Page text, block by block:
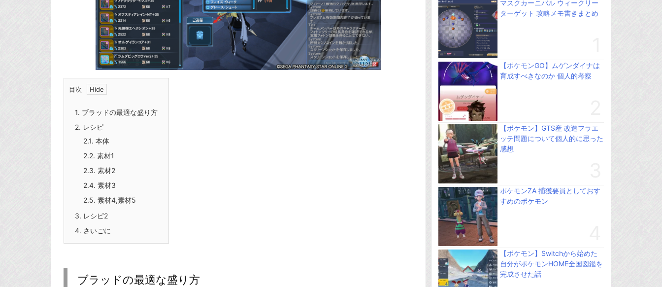
目次
1. ブラッドの最適な盛り方
2. レシピ
2.1. 本体
2.2. 素材1
2.3. 素材2
2.4. 素材3
2.5. 素材4,素材5
3. レシピ2
4. さいごに
ブラッドの最適な盛り方
マスクカーニバル ウィークリー
ターゲット 攻略メモ書きまとめ
【ポケモンGO】ムゲンダイナは
育成すべきなのか 個人的考察
【ポケモン】GTS産 改造フラエ
ッテ問題について個人的に思った
感想
ポケモンZA 捕獲要員としておす
すめのポケモン
【ポケモン】Switchから始めた
自分がポケモンHOME全国図鑑を
完成させた話